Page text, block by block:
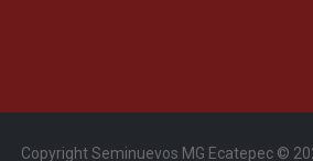
Copyright Seminuevos MG Ecatepec ©